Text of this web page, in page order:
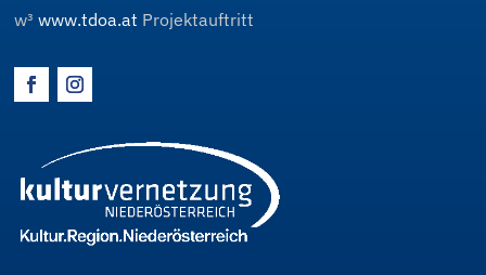
w³www.tdoa.at Projektauftritt